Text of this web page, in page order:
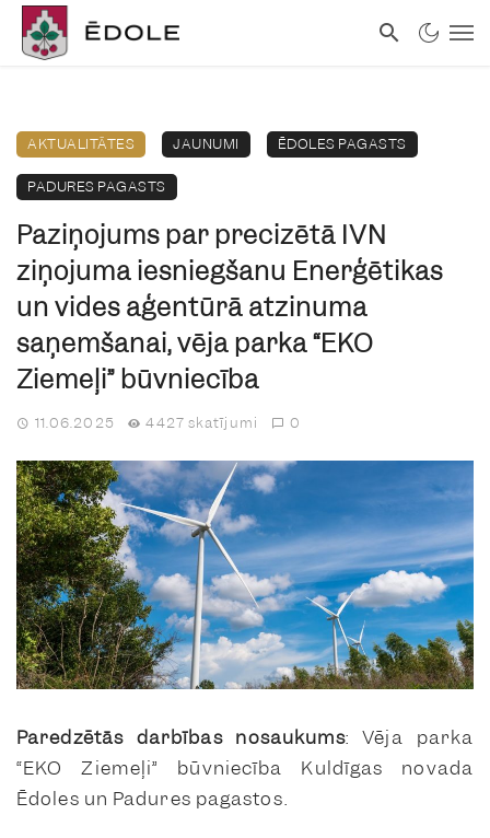
AKTUALITĀTES JAUNUMI ĒDOLES PAGASTS
PADURES PAGASTS
Paziņojums par precizētā IVN
ziņojuma iesniegšanu Enerģētikas
un vides aģentūrā atzinuma
saņemšanai, vēja parka “EKO
Ziemeļi” būvniecība
11.06.2025 4427 skatījumi 0
Paredzētās darbības nosaukums: Vēja parka
“EKO Ziemeļi” būvniecība Kuldīgas novada
Ēdoles un Padures pagastos.